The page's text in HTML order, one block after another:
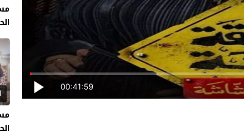
00:41:59